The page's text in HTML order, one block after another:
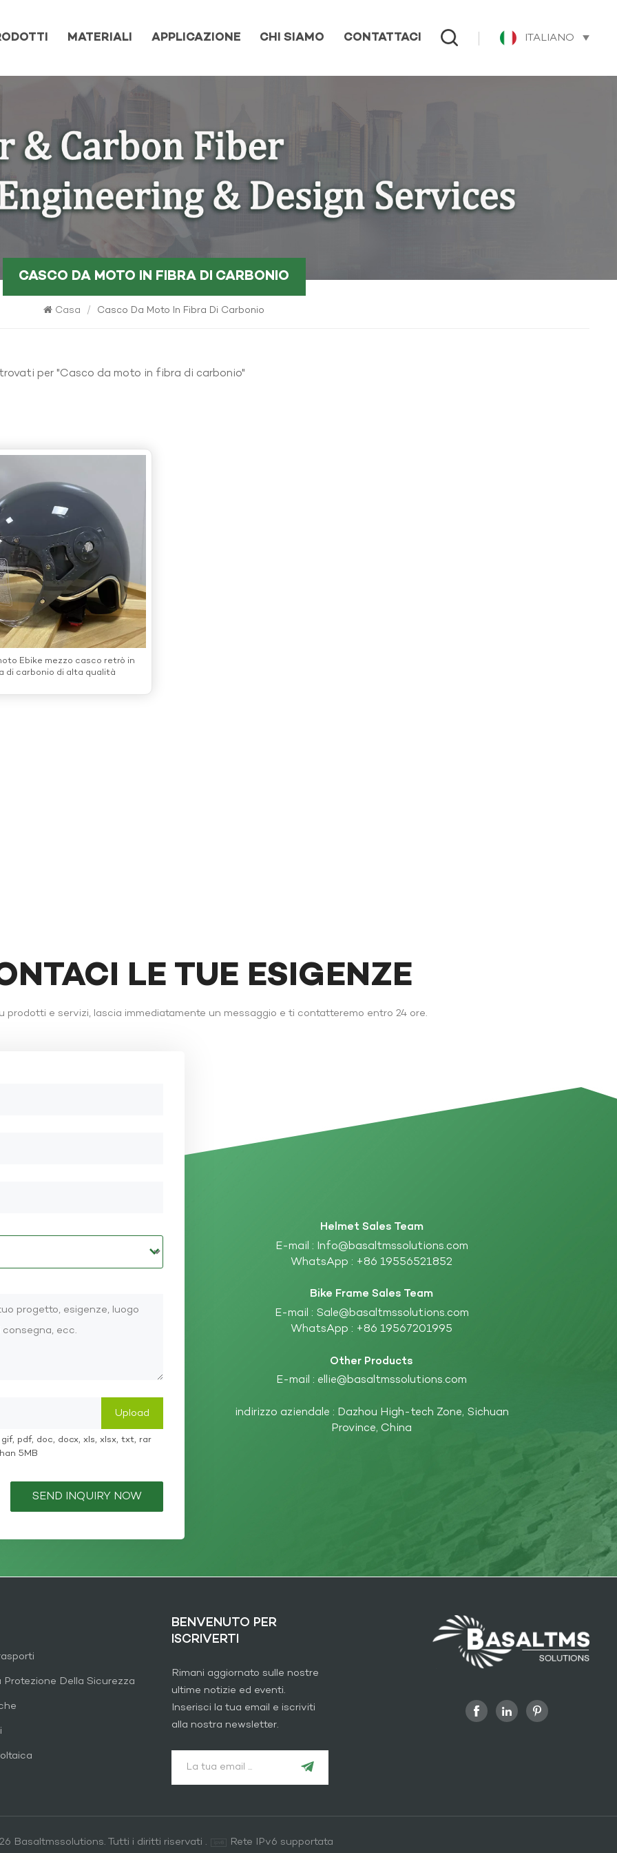
MATERIALI APPLICAZIONE CHI SIAMO CONTATTACI ITALIANO
CASCO DA MOTO IN FIBRA DI CARBONIO
Casa / Casco Da Moto In Fibra Di Carbonio
per "Casco da moto in fibra di carbonio"
Ebike mezzo casco retrò in
di carbonio di alta qualità
LE TUE ESIGENZE
prodotti e servizi, lascia immediatamente un messaggio e ti contatteremo entro 24 ore.
pdf, doc, docx, xls, xlsx, txt, rar
5MB
SEND INQUIRY NOW
Helmet Sales Team
E-mail : Info@basaltmssolutions.com
WhatsApp : +86 19556521852
Bike Frame Sales Team
E-mail : Sale@basaltmssolutions.com
WhatsApp : +86 19567201995
Other Products
E-mail : ellie@basaltmssolutions.com
indirizzo aziendale : Dazhou High-tech Zone, Sichuan
Province, China
Protezione Della Sicurezza
BENVENUTO PER
ISCRIVERTI
Rimani aggiornato sulle nostre
ultime notizie ed eventi.
Inserisci la tua email e iscriviti
alla nostra newsletter.
Basaltmssolutions. Tutti i diritti riservati .
Rete IPv6 supportata